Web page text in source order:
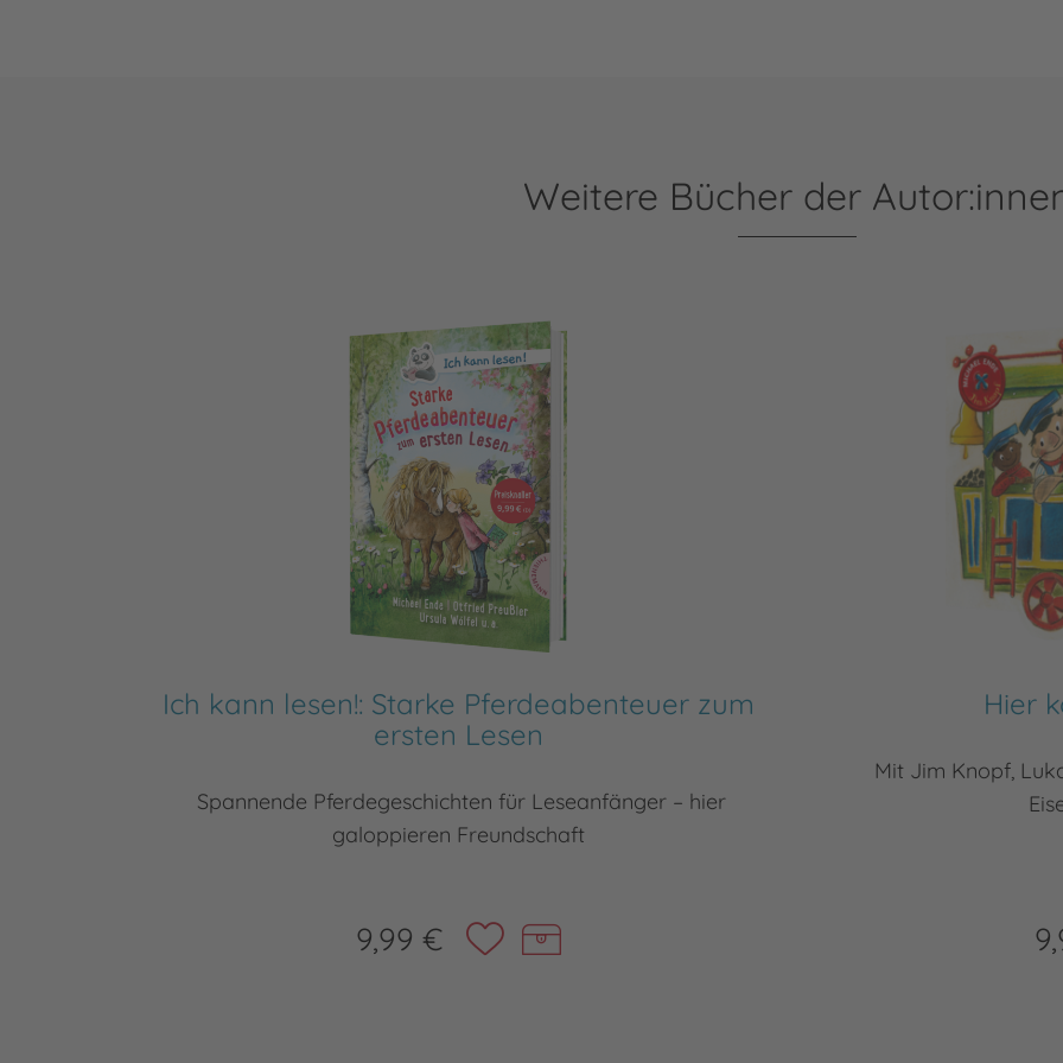
Weitere Bücher der
Ich kann lesen!: Starke Pferdeabenteuer zum
ersten Lesen
Spannende Pferdegeschichten für Leseanfänger – hier
galoppieren Freundschaft
9,99 €
Hier
Mit Jim Knopf,